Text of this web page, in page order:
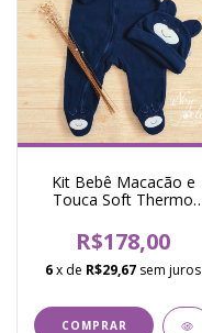
Kit Bebê Macacão e
Touca Soft Thermo
R$178,00
6x de R$29,67 sem juros
COMPRAR